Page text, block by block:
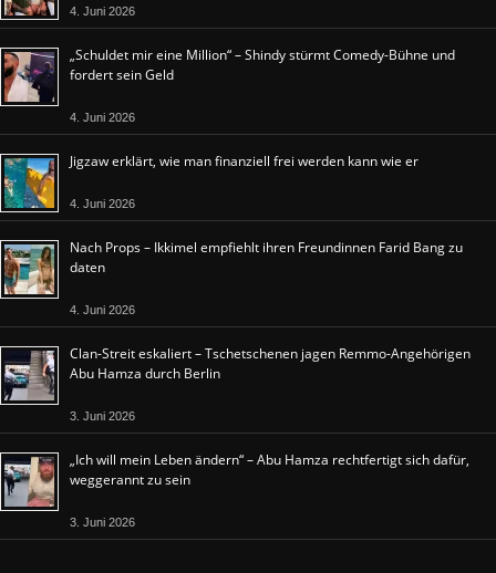
4. Juni 2026
„Schuldet mir eine Million“ – Shindy stürmt Comedy-Bühne und
fordert sein Geld
4. Juni 2026
Jigzaw erklärt, wie man finanziell frei werden kann wie er
4. Juni 2026
Nach Props – Ikkimel empfiehlt ihren Freundinnen Farid Bang zu
daten
4. Juni 2026
Clan-Streit eskaliert – Tschetschenen jagen Remmo-Angehörigen
Abu Hamza durch Berlin
3. Juni 2026
„Ich will mein Leben ändern“ – Abu Hamza rechtfertigt sich dafür,
weggerannt zu sein
3. Juni 2026